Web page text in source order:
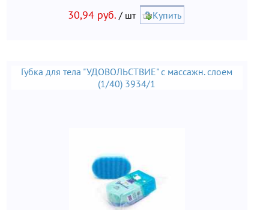
30,94 руб. / шт Купить
Губка для тела "УДОВОЛЬСТВИЕ" с массажн. слоем
(1/40) 3934/1